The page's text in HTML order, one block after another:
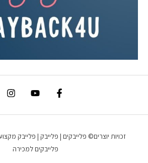
זכויות יוצרים© פלייבקים | פלייבק | פלייבק
פלייבקים למכירה